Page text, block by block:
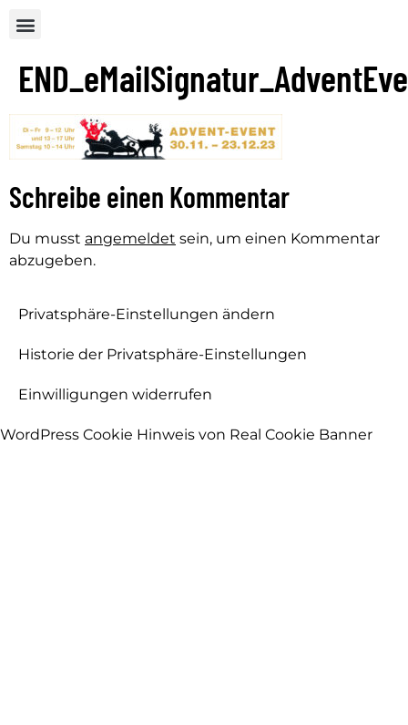
Schreibe einen Kommentar
Du musst angemeldet sein, um einen Kommentar
abzugeben.
Privatsphäre-Einstellungen ändern
Historie der Privatsphäre-Einstellungen
Einwilligungen widerrufen
WordPress Cookie Hinweis von Real Cookie Banner